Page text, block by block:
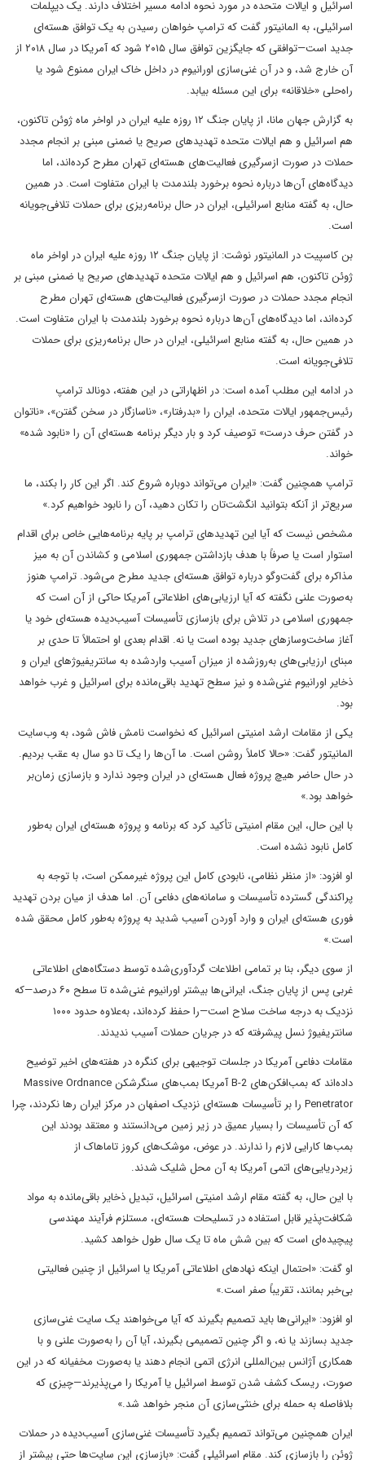
اسرائیل و ایالات متحده در مورد نحوه ادامه مسیر اختلاف دارند. یک دیپلمات
اسرائیلی، به المانیتور گفت که ترامپ خواهان رسیدن به یک توافق هسته‌ای
جدید است—توافقی که جایگزین توافق سال ۲۰۱۵ شود که آمریکا در سال ۲۰۱۸ از
آن خارج شد، و در آن غنی‌سازی اورانیوم در داخل خاک ایران ممنوع شود یا
راه‌حلی «خلاقانه» برای این مسئله بیابد.​
به گزارش جهان مانا، از پایان جنگ ۱۲ روزه علیه ایران در اواخر ماه ژوئن تاکنون،
هم اسرائیل و هم ایالات متحده تهدیدهای صریح یا ضمنی مبنی بر انجام مجدد
حملات در صورت ازسرگیری فعالیت‌های هسته‌ای تهران مطرح کرده‌اند، اما
دیدگاه‌های آن‌ها درباره نحوه برخورد بلندمدت با ایران متفاوت است. در همین
حال، به گفته منابع اسرائیلی، ایران در حال برنامه‌ریزی برای حملات تلافی‌جویانه
است.
بن کاسپیت در المانیتور نوشت: از پایان جنگ ۱۲ روزه علیه ایران در اواخر ماه
ژوئن تاکنون، هم اسرائیل و هم ایالات متحده تهدیدهای صریح یا ضمنی مبنی بر
انجام مجدد حملات در صورت ازسرگیری فعالیت‌های هسته‌ای تهران مطرح
کرده‌اند، اما دیدگاه‌های آن‌ها درباره نحوه برخورد بلندمدت با ایران متفاوت است.
در همین حال، به گفته منابع اسرائیلی، ایران در حال برنامه‌ریزی برای حملات
تلافی‌جویانه است.
در ادامه این مطلب آمده است: در اظهاراتی در این هفته، دونالد ترامپ
رئیس‌جمهور ایالات متحده، ایران را «بدرفتار»، «ناسازگار در سخن گفتن»، «ناتوان
در گفتن حرف درست» توصیف کرد و بار دیگر برنامه هسته‌ای آن را «نابود شده»
خواند.
ترامپ همچنین گفت: «ایران می‌تواند دوباره شروع کند. اگر این کار را بکند، ما
سریع‌تر از آنکه بتوانید انگشت‌تان را تکان دهید، آن را نابود خواهیم کرد.»
مشخص نیست که آیا این تهدیدهای ترامپ بر پایه برنامه‌هایی خاص برای اقدام
استوار است یا صرفاً با هدف بازداشتن جمهوری اسلامی و کشاندن آن به میز
مذاکره برای گفت‌وگو درباره توافق هسته‌ای جدید مطرح می‌شود. ترامپ هنوز
به‌صورت علنی نگفته که آیا ارزیابی‌های اطلاعاتی آمریکا حاکی از آن است که
جمهوری اسلامی در تلاش برای بازسازی تأسیسات آسیب‌دیده هسته‌ای خود یا
آغاز ساخت‌وسازهای جدید بوده است یا نه. اقدام بعدی او احتمالاً تا حدی بر
مبنای ارزیابی‌های به‌روزشده از میزان آسیب واردشده به سانتریفیوژهای ایران و
ذخایر اورانیوم غنی‌شده و نیز سطح تهدید باقی‌مانده برای اسرائیل و غرب خواهد
بود.
یکی از مقامات ارشد امنیتی اسرائیل که نخواست نامش فاش شود، به وب‌سایت
المانیتور گفت: «حالا کاملاً روشن است. ما آن‌ها را یک تا دو سال به عقب بردیم.
در حال حاضر هیچ پروژه فعال هسته‌ای در ایران وجود ندارد و بازسازی زمان‌بر
خواهد بود.»
با این حال، این مقام امنیتی تأکید کرد که برنامه و پروژه هسته‌ای ایران به‌طور
کامل نابود نشده است.
او افزود: «از منظر نظامی، نابودی کامل این پروژه غیرممکن است، با توجه به
پراکندگی گسترده تأسیسات و سامانه‌های دفاعی آن. اما هدف از میان بردن تهدید
فوری هسته‌ای ایران و وارد آوردن آسیب شدید به پروژه به‌طور کامل محقق شده
است.»
از سوی دیگر، بنا بر تمامی اطلاعات گردآوری‌شده توسط دستگاه‌های اطلاعاتی
غربی پس از پایان جنگ، ایرانی‌ها بیشتر اورانیوم غنی‌شده تا سطح ۶۰ درصد—که
نزدیک به درجه ساخت سلاح است—را حفظ کرده‌اند، به‌علاوه حدود ۱۰۰۰
سانتریفیوژ نسل پیشرفته که در جریان حملات آسیب ندیدند.
مقامات دفاعی آمریکا در جلسات توجیهی برای کنگره در هفته‌های اخیر توضیح
داده‌اند که بمب‌افکن‌های B-2 آمریکا بمب‌های سنگرشکن Massive Ordnance
Penetrator را بر تأسیسات هسته‌ای نزدیک اصفهان در مرکز ایران رها نکردند، چرا
که آن تأسیسات را بسیار عمیق در زیر زمین می‌دانستند و معتقد بودند این
بمب‌ها کارایی لازم را ندارند. در عوض، موشک‌های کروز تاماهاک از
زیردریایی‌های اتمی آمریکا به آن محل شلیک شدند.
با این حال، به گفته مقام ارشد امنیتی اسرائیل، تبدیل ذخایر باقی‌مانده به مواد
شکافت‌پذیر قابل استفاده در تسلیحات هسته‌ای، مستلزم فرآیند مهندسی
پیچیده‌ای است که بین شش ماه تا یک سال طول خواهد کشید.
او گفت: «احتمال اینکه نهادهای اطلاعاتی آمریکا یا اسرائیل از چنین فعالیتی
بی‌خبر بمانند، تقریباً صفر است.»
او افزود: «ایرانی‌ها باید تصمیم بگیرند که آیا می‌خواهند یک سایت غنی‌سازی
جدید بسازند یا نه، و اگر چنین تصمیمی بگیرند، آیا آن را به‌صورت علنی و با
همکاری آژانس بین‌المللی انرژی اتمی انجام دهند یا به‌صورت مخفیانه که در این
صورت، ریسک کشف شدن توسط اسرائیل یا آمریکا را می‌پذیرند—چیزی که
بلافاصله به حمله برای خنثی‌سازی آن منجر خواهد شد.»
ایران همچنین می‌تواند تصمیم بگیرد تأسیسات غنی‌سازی آسیب‌دیده در حملات
ژوئن را بازسازی کند. مقام اسرائیلی گفت: «بازسازی این سایت‌ها حتی بیشتر از